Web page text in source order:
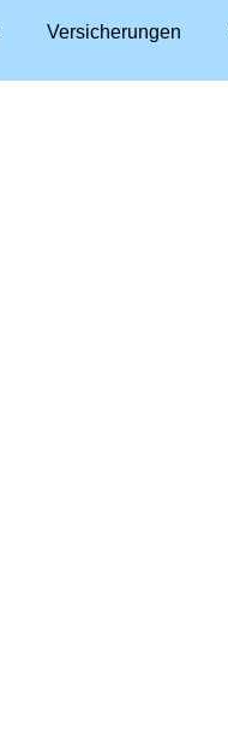
Versicherungen